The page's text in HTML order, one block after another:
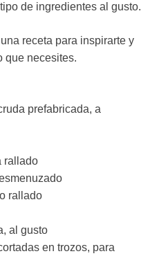
de ingredientes al gusto.
receta para inspirarte y
que necesites.
prefabricada, a
rallado
rallado
al gusto
en trozos, para